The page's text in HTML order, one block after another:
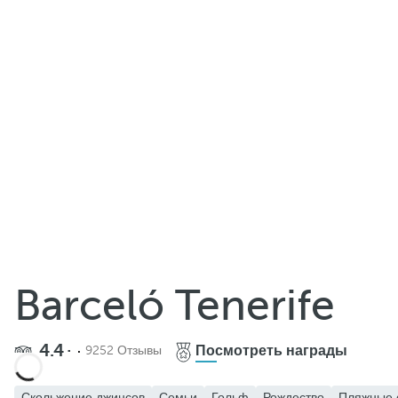
Поделиться
Посмотреть еще фото и видео
Barceló Tenerife
4.4 9252 Отзывы Посмотреть награды